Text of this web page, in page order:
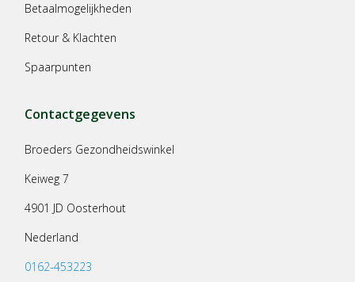
Betaalmogelijkheden
Retour & Klachten
Spaarpunten
Contactgegevens
Broeders Gezondheidswinkel
Keiweg 7
4901 JD Oosterhout
Nederland
0162-453223